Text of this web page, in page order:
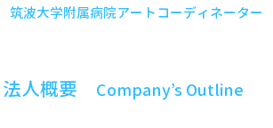
筑波大学附属病院アートコーディネーター
法人概要 Company’s Outline